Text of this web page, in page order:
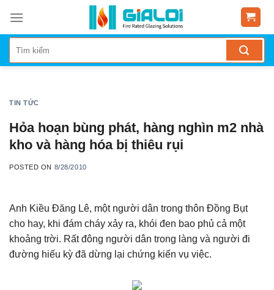
content
TIN TỨC
Hỏa hoạn bùng phát, hàng nghìn m2 nhà
kho và hàng hóa bị thiêu rụi
POSTED ON 8/28/2010
Anh Kiều Đăng Lê, một người dân trong thôn Đồng Bụt
cho hay, khi đám cháy xảy ra, khói đen bao phủ cả một
khoảng trời. Rất đông người dân trong làng và người đi
đường hiếu kỳ đã dừng lại chứng kiến vụ việc.